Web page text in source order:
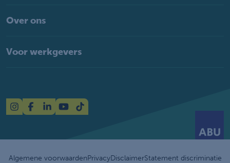
Over ons
Voor werkgevers
Algemene voorwaardenPrivacyDisclaimerStatement discriminatie